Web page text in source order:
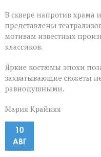
В сквере напротив храма
представлены
мотивам известных
классиков.
Яркие костюмы эпохи
захватывающие сюжеты
равнодушными.
Мария Крайняя
10
АВГ